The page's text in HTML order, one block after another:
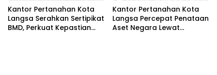
Kantor Pertanahan Kota
Langsa Serahkan Sertipikat
BMD, Perkuat Kepastian
Kantor Pertanahan Kota
Langsa Percepat Penataan
Aset Negara Lewat